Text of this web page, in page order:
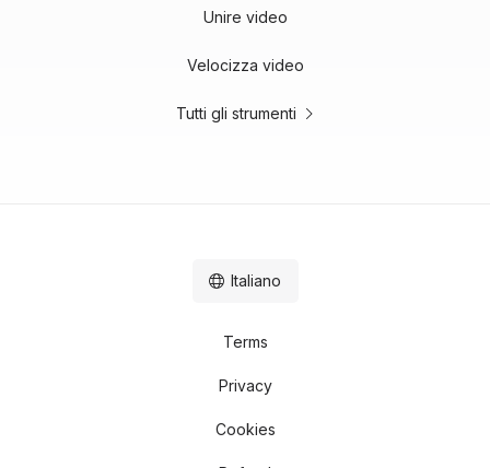
Unire video
Velocizza video
Tutti gli strumenti
Terms
Privacy
Cookies
Italiano